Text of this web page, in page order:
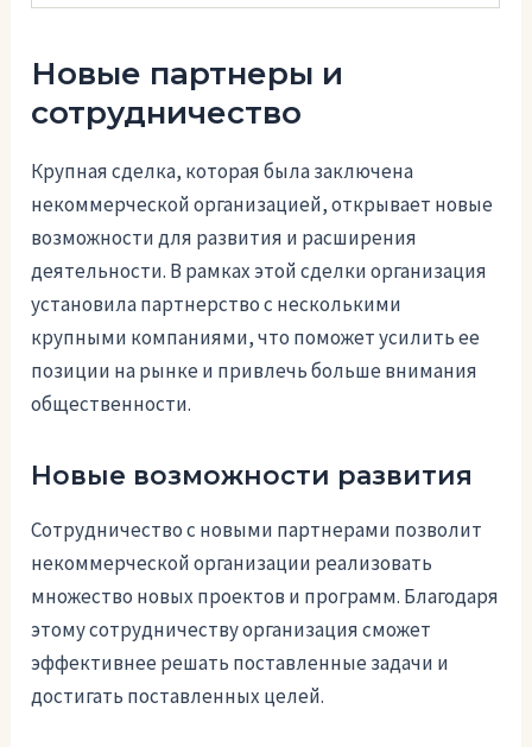
Новые партнеры и
сотрудничество
Крупная сделка, которая была заключена
некоммерческой организацией, открывает новые
возможности для развития и расширения
деятельности. В рамках этой сделки организация
установила партнерство с несколькими
крупными компаниями, что поможет усилить ее
позиции на рынке и привлечь больше внимания
общественности.
Новые возможности развития
Сотрудничество с новыми партнерами позволит
некоммерческой организации реализовать
множество новых проектов и программ. Благодаря
этому сотрудничеству организация сможет
эффективнее решать поставленные задачи и
достигать поставленных целей.